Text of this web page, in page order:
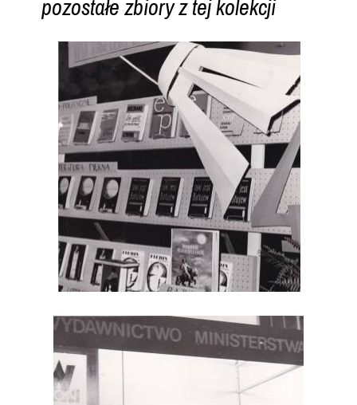
pozostałe zbiory z tej kolekcji